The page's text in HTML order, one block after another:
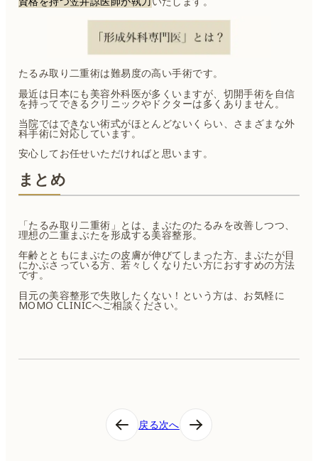
たるみ取り二重術は難易度の高い手術です。
最近は日本にも美容外科医が多くいますが、切開手術を自信
を持ってできるクリニックやドクターは多くありません。
当院ではできない術式がほとんどないくらい、さまざまな外
科手術に対応しています。
安心してお任せいただければと思います。
まとめ
「たるみ取り二重術」とは、まぶたのたるみを改善しつつ、
理想の二重まぶたを形成する美容整形。
年齢とともにまぶたの皮膚が伸びてしまった方、まぶたが目
にかぶさっている方、若々しくなりたい方におすすめの方法
です。
目元の美容整形で失敗したくない！という方は、お気軽に
MOMO CLINICへご相談ください。
戻る次へ